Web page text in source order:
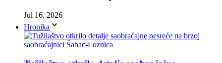
Jul 16, 2026
Hronika